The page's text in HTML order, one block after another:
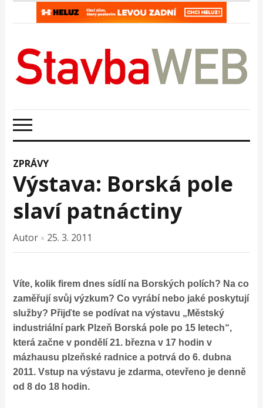
ZPRÁVY
Výstava: Borská pole
slaví patnáctiny
Autor × 25. 3. 2011
Víte, kolik firem dnes sídlí na Borských polích? Na co
zaměřují svůj výzkum? Co vyrábí nebo jaké poskytují
služby? Přijďte se podívat na výstavu „Městský
industriální park Plzeň Borská pole po 15 letech“,
která začne v pondě lí 21. března v 17 hodin v
mázhausu plzeňské radnice a potrvá do 6. dubna
2011. Vstup na výstavu je zdarma, otevřeno je denně
od 8 do 18 hodin.